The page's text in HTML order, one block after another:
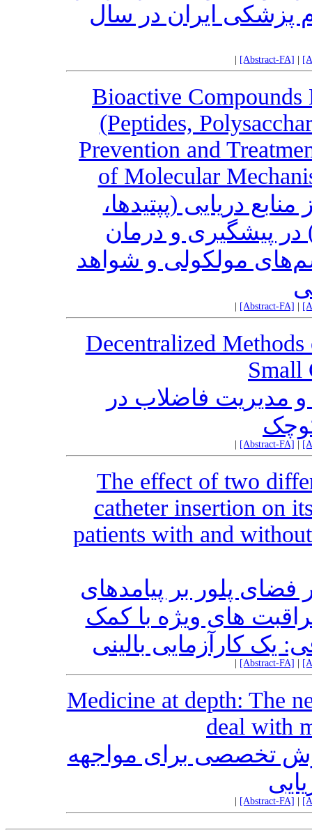
پزشکی ایران در سال
[Abstract-FA]
Bioactive
(Peptides,
Prevention and
of Molecular
دریایی (پپتیدها،
در پیشگیری و درمان
مولکولی و شواهد
[Abstract-FA]
Decentralized
Small
مدیریت فاضلاب در
[Abstract-FA]
The effect of two
catheter insertion on
patients with and
فضای پلور بر پیامدهای
های ویژه با کمک
یک کارآزمایی بالینی
[Abstract-FA]
Medicine at depth: The
deal with
تخصصی برای مواجهه
[Abstract-FA]